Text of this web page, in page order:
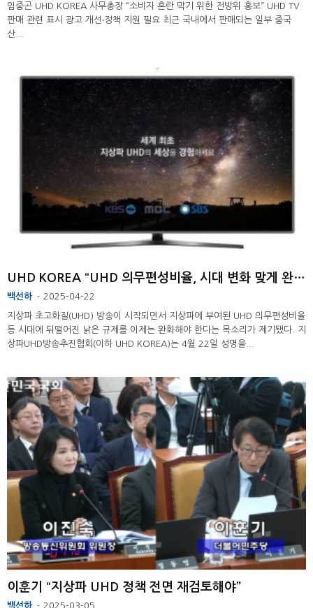
임중곤 UHD KOREA 사무총장 “소비자 혼란 막기 위한 전방위 홍보” UHD TV
판매 관련 표시 광고 개선‧정책 지원 필요 최근 국내에서 판매되는 일부 중국
산...
UHD KOREA “UHD 의무편성비율, 시대 변화 맞게 완화해야” ...
백선하 - 2025-04-22
지상파 초고화질(UHD) 방송이 시작되면서 지상파에 부여된 UHD 의무편성비율
등 시대에 뒤떨어진 낡은 규제를 이제는 완화해야 한다는 목소리가 제기됐다. 지
상파UHD방송추진협회(이하 UHD KOREA)는 4월 22일 성명을...
이훈기 “지상파 UHD 정책 전면 재검토해야”
백선하 2025-03-05